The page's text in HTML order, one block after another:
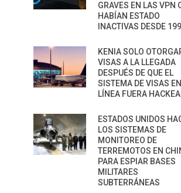
GRAVES EN LAS VPN
HABÍAN ESTADO
INACTIVAS DESDE
KENIA SOLO
VISAS A LA LLEGADA
DESPUÉS DE QUE EL
SISTEMA DE VISAS EN
LÍNEA FUERA
ESTADOS UNIDOS
LOS SISTEMAS DE
MONITOREO DE
TERREMOTOS EN
PARA ESPIAR BASES
MILITARES
SUBTERRÁNEAS